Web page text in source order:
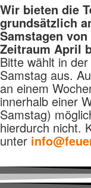
Wir bieten die
grundsätzlich
Samstagen
Zeitraum April
Bitte wählt in
Samstag aus.
an einem
innerhalb einer
Samstag)
hierdurch nicht.
unter